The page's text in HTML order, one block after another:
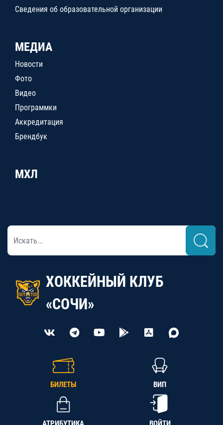
Сведения об образовательной организации
МЕДИА
Новости
Фото
Видео
Программки
Аккредитация
Брендбук
МХЛ
ХОККЕЙНЫЙ КЛУБ
«СОЧИ»
БИЛЕТЫ ВИП